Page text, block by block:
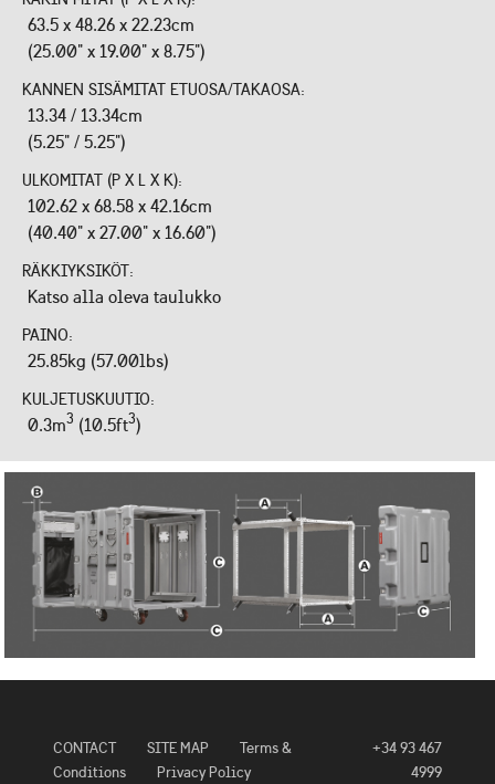
63.5 x 48.26 x 22.23cm
(25.00" x 19.00" x 8.75")
KANNEN SISÄMITAT ETUOSA/TAKAOSA:
13.34 / 13.34cm
(5.25" / 5.25")
ULKOMITAT (P X L X K):
102.62 x 68.58 x 42.16cm
(40.40" x 27.00" x 16.60")
RÄKKIYKSIKÖT:
Katso alla oleva taulukko
PAINO:
25.85kg (57.00lbs)
KULJETUSKUUTIO:
0.3m3 (10.5ft3)
CONTACT SITE MAP
Terms &
Conditions
Privacy Policy
+34 93 467
4999